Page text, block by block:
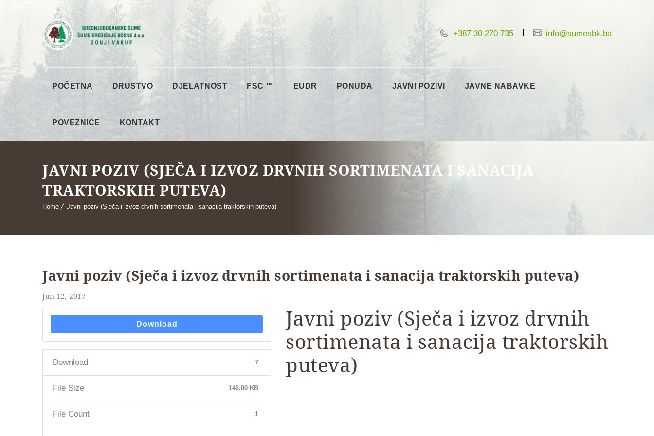
+387 30 270 735 info@sumesbk.ba
POČETNA DRUSTVO DJELATNOST FSC ™ EUDR PONUDA JAVNI POZIVI JAVNE NABAVKE
POVEZNICE KONTAKT
JAVNI POZIV (SJEČA I IZVOZ DRVNIH SORTIMENATA I SANACIJA
TRAKTORSKIH PUTEVA)
Home Javni poziv (Sječa i izvoz drvnih sortimenata i sanacija traktorskih puteva)
Javni poziv (Sječa i izvoz drvnih sortimenata i sanacija traktorskih puteva)
Jun 12, 2017
Download
Download 7
File Size 146.00 KB
File Count 1
Javni poziv (Sječa i izvoz drvnih
sortimenata i sanacija traktorskih
puteva)